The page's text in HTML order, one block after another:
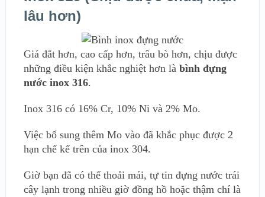
lâu hơn)
Giá đắt hơn, cao cấp hơn, trâu bò hơn, chịu được
những điều kiện khắc nghiệt hơn là bình đựng
nước inox 316.
Inox 316 có 16% Cr, 10% Ni và 2% Mo.
Việc bổ sung thêm Mo vào đã khắc phục được 2
hạn chế kể trên của inox 304.
Giờ bạn đã có thể thoải mái, tự tin đựng nước trái
cây lạnh trong nhiều giờ đồng hồ hoặc thậm chí là